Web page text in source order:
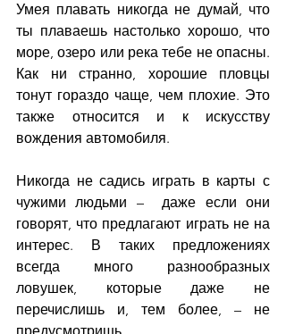
Умея плавать никогда не думай, что
ты плаваешь настолько хорошо, что
море, озеро или река тебе не опасны.
Как ни странно, хорошие пловцы
тонут гораздо чаще, чем плохие. Это
также относится и к искусству
вождения автомобиля.
Никогда не садись играть в карты с
чужими людьми –  даже если они
говорят, что предлагают играть не на
интерес. В таких предложениях
всегда много разнообразных
ловушек, которые даже не
перечислишь и, тем более, – не